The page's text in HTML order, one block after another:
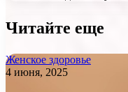
Читайте еще
Женское здоровье
4 июня, 2025